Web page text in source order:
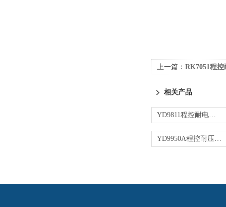
上一篇： RK7051程
相关产品
YD9811程控耐电压测试仪
YD9950A程控耐压绝缘测试仪